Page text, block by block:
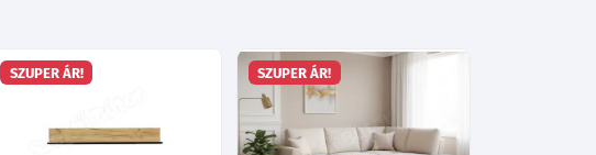
SZUPER ÁR! SZUPER ÁR!